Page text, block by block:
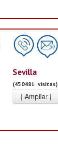
Sevilla
(450481 visitas)